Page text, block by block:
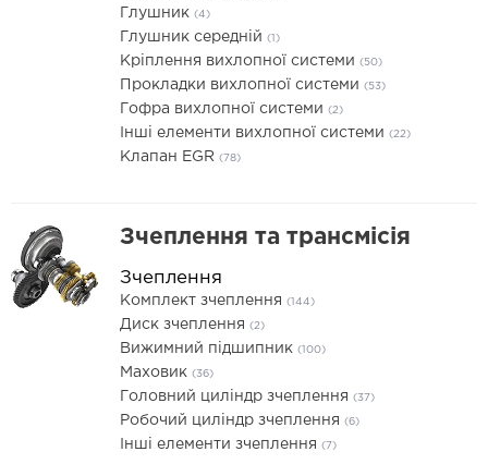
Глушник (4)
Глушник середній (1)
Кріплення вихлопної системи (50)
Прокладки вихлопної системи (53)
Гофра вихлопної системи (2)
Інші елементи вихлопної системи (22)
Клапан EGR (78)
Зчеплення та трансмісія
Зчеплення
Комплект зчеплення (144)
Диск зчеплення (2)
Вижимний підшипник (100)
Маховик (36)
Головний циліндр зчеплення (37)
Робочий циліндр зчеплення (6)
Інші елементи зчеплення (7)